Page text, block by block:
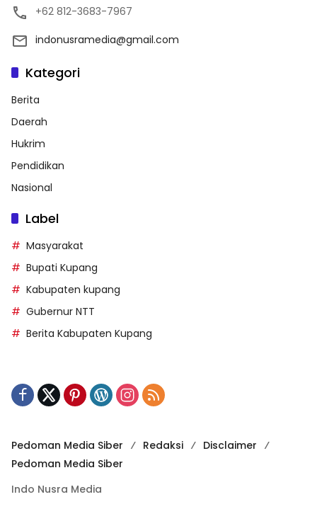
+62 812-3683-7967
indonusramedia@gmail.com
Kategori
Berita
Daerah
Hukrim
Pendidikan
Nasional
Label
Masyarakat
Bupati Kupang
Kabupaten kupang
Gubernur NTT
Berita Kabupaten Kupang
Pedoman Media Siber Redaksi
Disclaimer
Pedoman Media Siber
Indo Nusra Media